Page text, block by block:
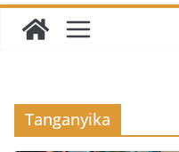
Tanganyika